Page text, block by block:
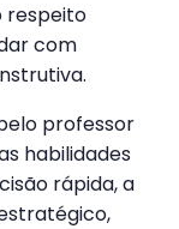
respeito
com
professor
habilidades
rápida, a